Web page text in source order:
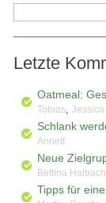
Letzte
Oatmeal:
Tobias, Jessica
Schlank
Annett
Neue
Bettina Halbach
Tipps für